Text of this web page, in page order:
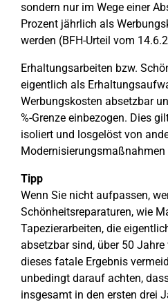
sondern nur im Wege einer
Prozent jährlich als
werden (BFH-Urteil vom
Erhaltungsarbeiten bzw.
eigentlich als
Werbungskosten absetzbar
%-Grenze einbezogen. Dies
isoliert und losgelöst von
Tipp
Wenn Sie nicht aufpassen,
Schönheitsreparaturen, wie
Tapezierarbeiten, die
absetzbar sind, über 50
dieses fatale Ergebnis
unbedingt darauf achten,
insgesamt in den ersten drei